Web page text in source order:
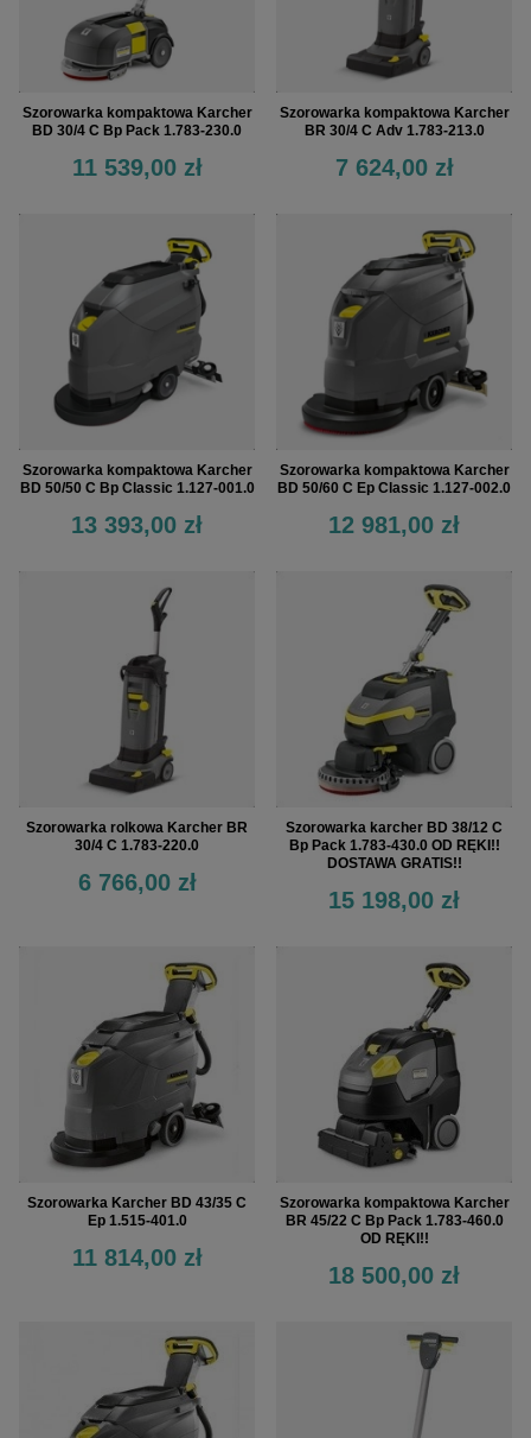
Szorowarka kompaktowa Karcher
BD 30/4 C Bp Pack 1.783-230.0
11 539,00 zł
Szorowarka kompaktowa Karcher
BR 30/4 C Adv 1.783-213.0
7 624,00 zł
Szorowarka kompaktowa Karcher
BD 50/50 C Bp Classic 1.127-001.0
13 393,00 zł
Szorowarka kompaktowa Karcher
BD 50/60 C Ep Classic 1.127-002.0
12 981,00 zł
Szorowarka rolkowa Karcher BR
30/4 C 1.783-220.0
6 766,00 zł
Szorowarka karcher BD 38/12 C
Bp Pack 1.783-430.0 OD RĘKI!!
DOSTAWA GRATIS!!
15 198,00 zł
Szorowarka Karcher BD 43/35 C
Ep 1.515-401.0
11 814,00 zł
Szorowarka kompaktowa Karcher
BR 45/22 C Bp Pack 1.783-460.0
OD RĘKI!!
18 500,00 zł